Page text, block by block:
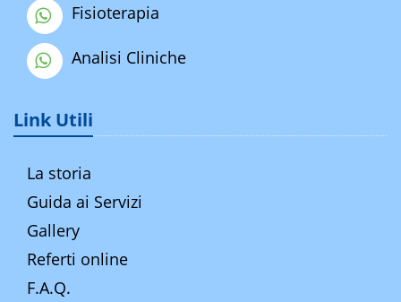
Fisioterapia
Analisi Cliniche
Link Utili
La storia
Guida ai Servizi
Gallery
Referti online
F.A.Q.